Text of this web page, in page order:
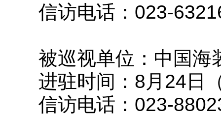
信访电话：023-
被巡视单位：中国海
进驻时间：8月24日
信访电话：023-